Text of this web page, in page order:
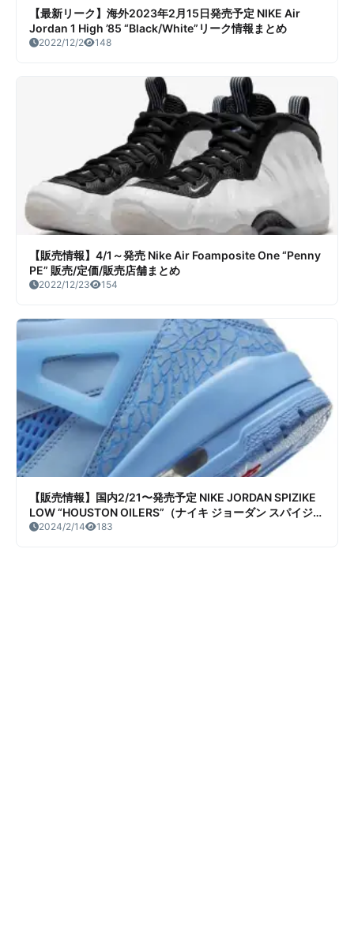
【最新リーク】海外2023年2月15日発売予定 NIKE Air
Jordan 1 High ’85 “Black/White”リーク情報まとめ
2022/12/2 148
【販売情報】4/1～発売 Nike Air Foamposite One “Penny
PE” 販売/定価/販売店舗まとめ
2022/12/23 154
【販売情報】国内2/21〜発売予定 NIKE JORDAN SPIZIKE
LOW “HOUSTON OILERS”（ナイキ ジョーダン スパイジー
ク “ヒューストン オイラーズ”） 販売/定価/店舗まとめ
2024/2/14 183